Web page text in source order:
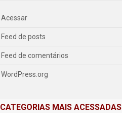
Acessar
Feed de posts
Feed de comentários
WordPress.org
CATEGORIAS MAIS ACESSADAS